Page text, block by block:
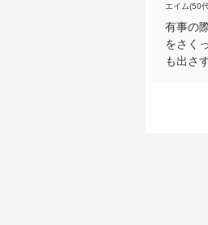
エイム(50
有事の
をさく
も出さ